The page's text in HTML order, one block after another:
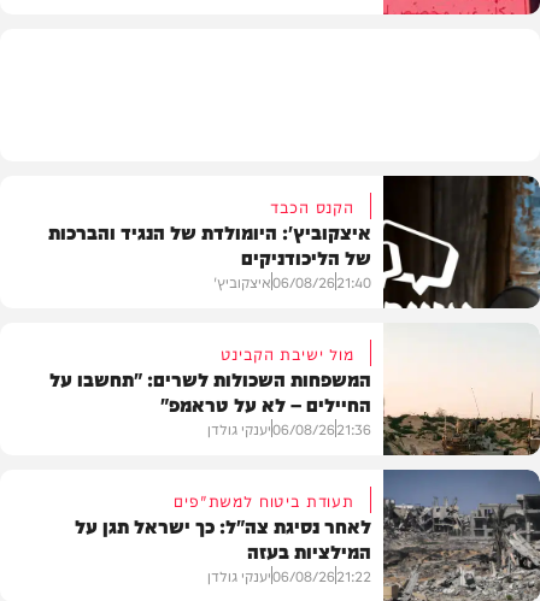
חדשות
הקנס הכבד
איצקוביץ': היומולדת של הנגיד והברכות
של הליכודניקים
21:40
06/08/26איצקוביץ'
צבא וביטחון
מול ישיבת הקבינט
המשפחות השכולות לשרים: "תחשבו על
החיילים – לא על טראמפ"
21:36
06/08/26יענקי גולדן
תעודת ביטוח למשת"פים
לאחר נסיגת צה"ל: כך ישראל תגן על
המילציות בעזה
21:22
06/08/26יענקי גולדן